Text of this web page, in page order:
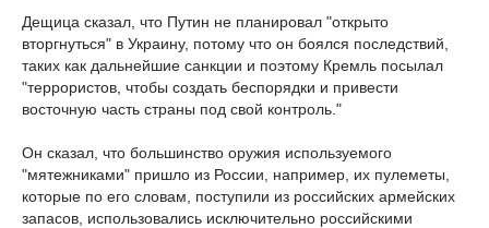
Дещица сказал, что Путин не планировал "открыто
вторгнуться" в Украину, потому что он боялся последствий,
таких как дальнейшие санкции и поэтому Кремль посылал
"террористов, чтобы создать беспорядки и привести
восточную часть страны под свой контроль."
Он сказал, что большинство оружия используемого
"мятежниками" пришло из России, например, их пулеметы,
которые по его словам, поступили из российских армейских
запасов, использовались исключительно российскими